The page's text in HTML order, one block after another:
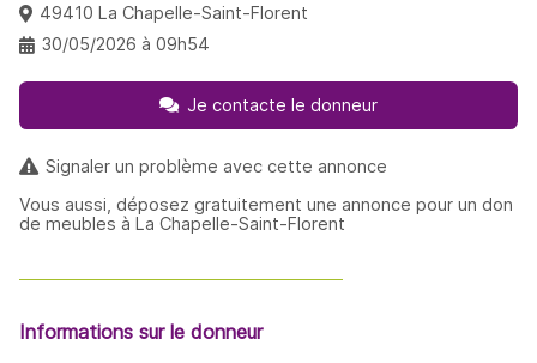
49410 La Chapelle-Saint-Florent
30/05/2026 à 09h54
Je contacte le donneur
Signaler un problème avec cette annonce
Vous aussi, déposez gratuitement une annonce pour un don
de meubles à La Chapelle-Saint-Florent
Informations sur le donneur